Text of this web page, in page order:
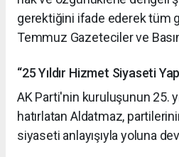
gerektiğini ifade ederek tüm
Temmuz Gazeteciler ve
“25 Yıldır Hizmet Siyaseti
AK Parti'nin kuruluşunun 25.
hatırlatan Aldatmaz,
siyaseti anlayışıyla yoluna